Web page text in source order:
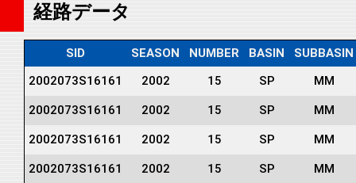
経路データ
SID SEASON NUMBER BASIN
SUBBASIN
2002073S16161
2002 15 SP MM
2002073S16161 2002 15 SP MM
2002073S16161 2002 15 SP MM
2002073S16161 2002 15 SP MM